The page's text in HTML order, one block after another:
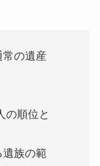
の遺産
の順位と
族の範